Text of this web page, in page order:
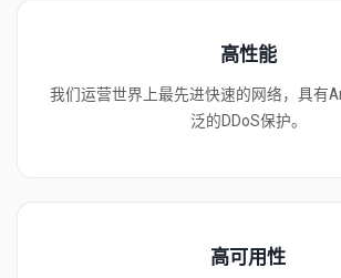
高性能
我们运营世界上最先进快速的网络，具有
泛的DDoS保护。
高可用性